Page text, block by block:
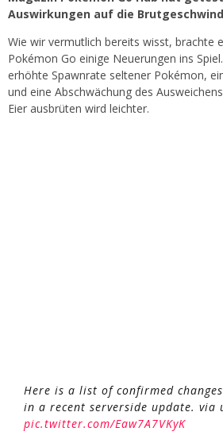
Auswirkungen auf die
Wie wir vermutlich bereits wisst, brachte
Pokémon Go einige Neuerungen ins
erhöhte Spawnrate seltener Pokémon,
und eine Abschwächung des
Eier ausbrüten wird leichter.
Here is a list of confirmed
in a recent serverside update. via
pic.twitter.com/Eaw7A7VKyK